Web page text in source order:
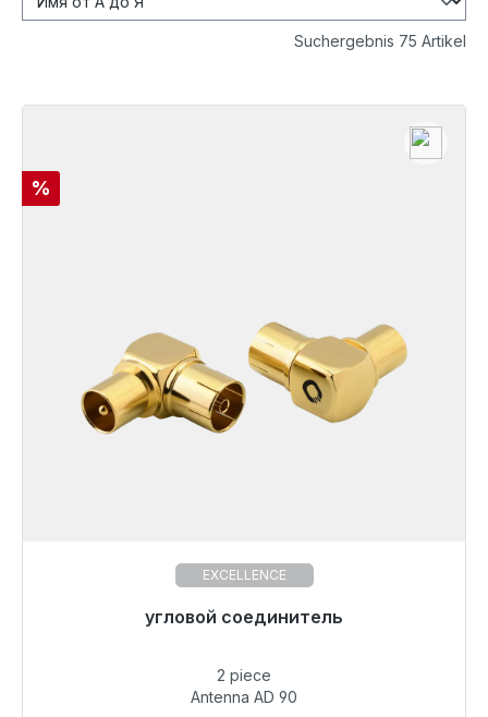
Suchergebnis 75 Artikel
Скидка
%
EXCELLENCE
угловой соединитель
Готовы к немедленной отправке, срок поставки
13,35 €
2 piece
Antenna AD 90